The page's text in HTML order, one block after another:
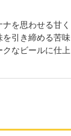
を思わせる甘く
引き締める苦味
なビールに仕上